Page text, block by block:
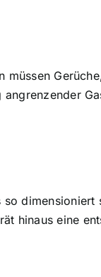
müssen
hinaus eine